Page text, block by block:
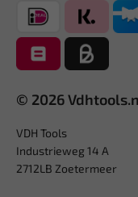
© 2026
VDH Tools
Industrieweg 14 A
2712LB Zoetermeer